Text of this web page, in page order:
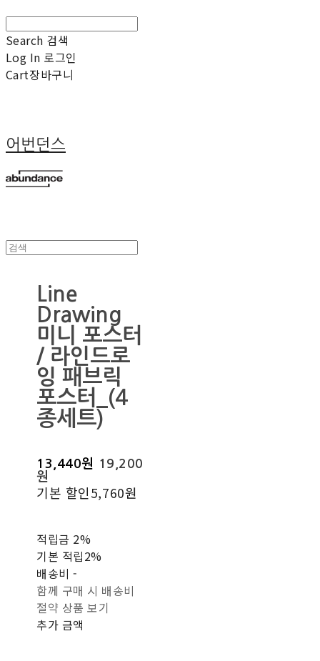
Search 검색
Log In 로그인
Cart장바구니
어번던스
Line
Drawing
미니 포스터
/ 라인드로
잉 패브릭
포스터_(4
종세트)
13,440원
19,200
원
기본 할인5,760원
적립금 2%
기본 적립2%
배송비-
함께 구매 시 배송비
절약 상품 보기
추가 금액